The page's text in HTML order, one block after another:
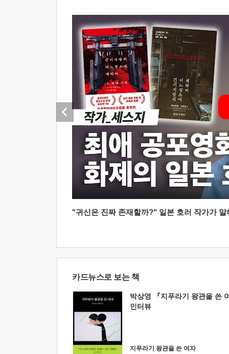
"귀신은 진짜 존재할까?" 일본 호러 작가가
카드뉴스로 보는 책
박상영 『지푸라기 왕관을 쓴
인터뷰
지푸라기 왕관을 쓴 여자